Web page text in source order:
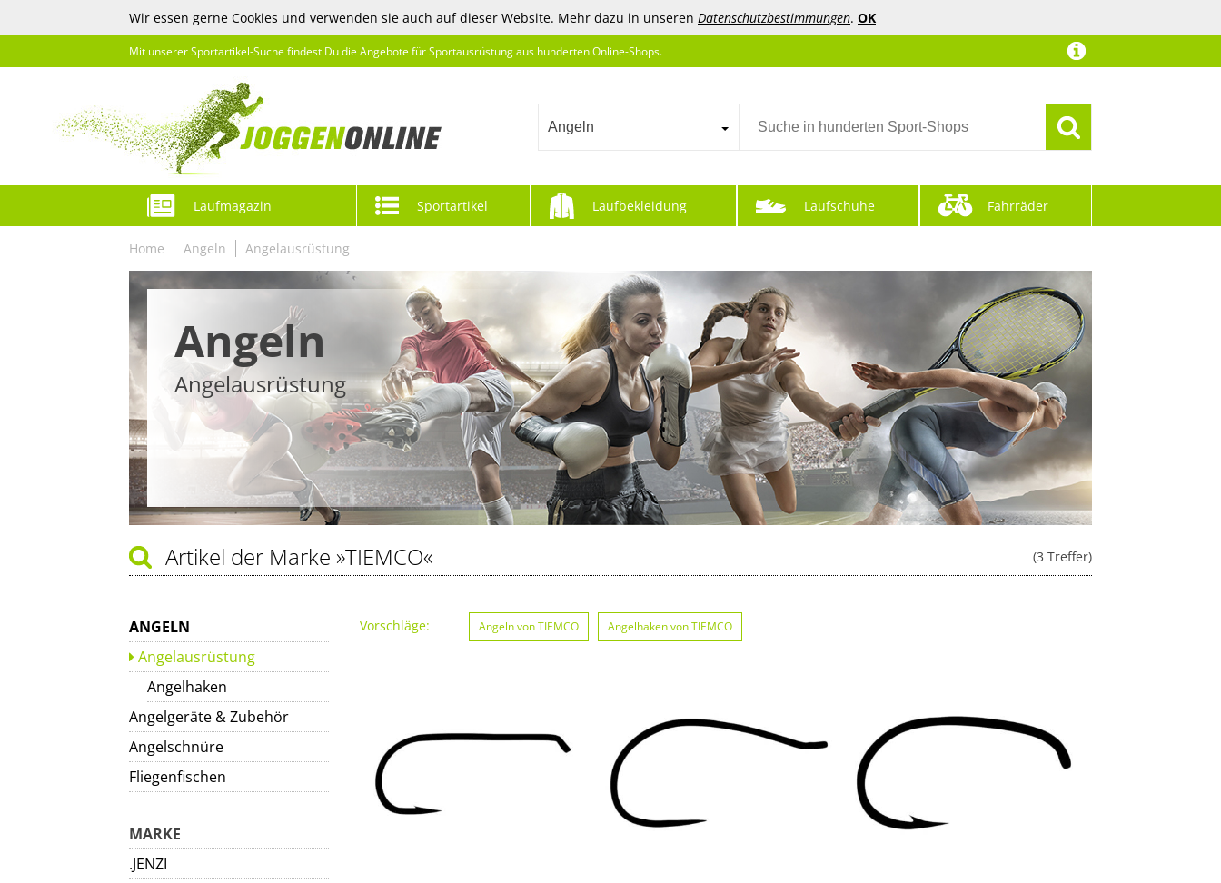
Wir essen gerne Cookies und verwenden sie auch auf dieser Website. Mehr dazu in unseren Datenschutzbestimmungen. OK
Mit unserer Sportartikel-Suche findest Du die Angebote für Sportausrüstung aus hunderten Online-Shops.
Angeln
Laufmagazin Sportartikel Laufbekleidung Laufschuhe Fahrräder
Home Angeln Angelausrüstung
Angeln
Angelausrüstung
(3 Treffer)
Artikel der Marke »TIEMCO«
ANGELN
Angelausrüstung
Angelhaken
Angelgeräte & Zubehör
Angelschnüre
Fliegenfischen
MARKE
.JENZI
Vorschläge: Angeln von TIEMCO Angelhaken von TIEMCO